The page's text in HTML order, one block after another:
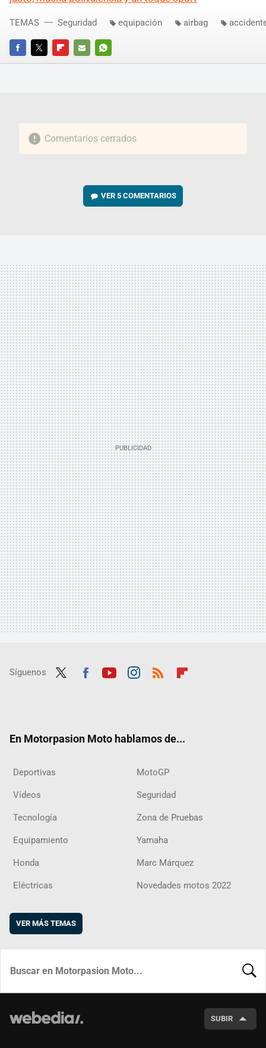
FACEBOOKTWITTERFLIPBOARD
E-
WHATSAPP
TEMAS Seguridad equipación airbag
Comentarios cerrados
VER5 COMENTARIOS
Síguenos
En Motorpasion Moto hablamos de...
Deportivas MotoGP
Vídeos Seguridad
Tecnología Zona de Pruebas
Equipamiento Yamaha
Honda Marc Márquez
Eléctricas Novedades motos 2022
VER MÁS TEMAS
SUBIR